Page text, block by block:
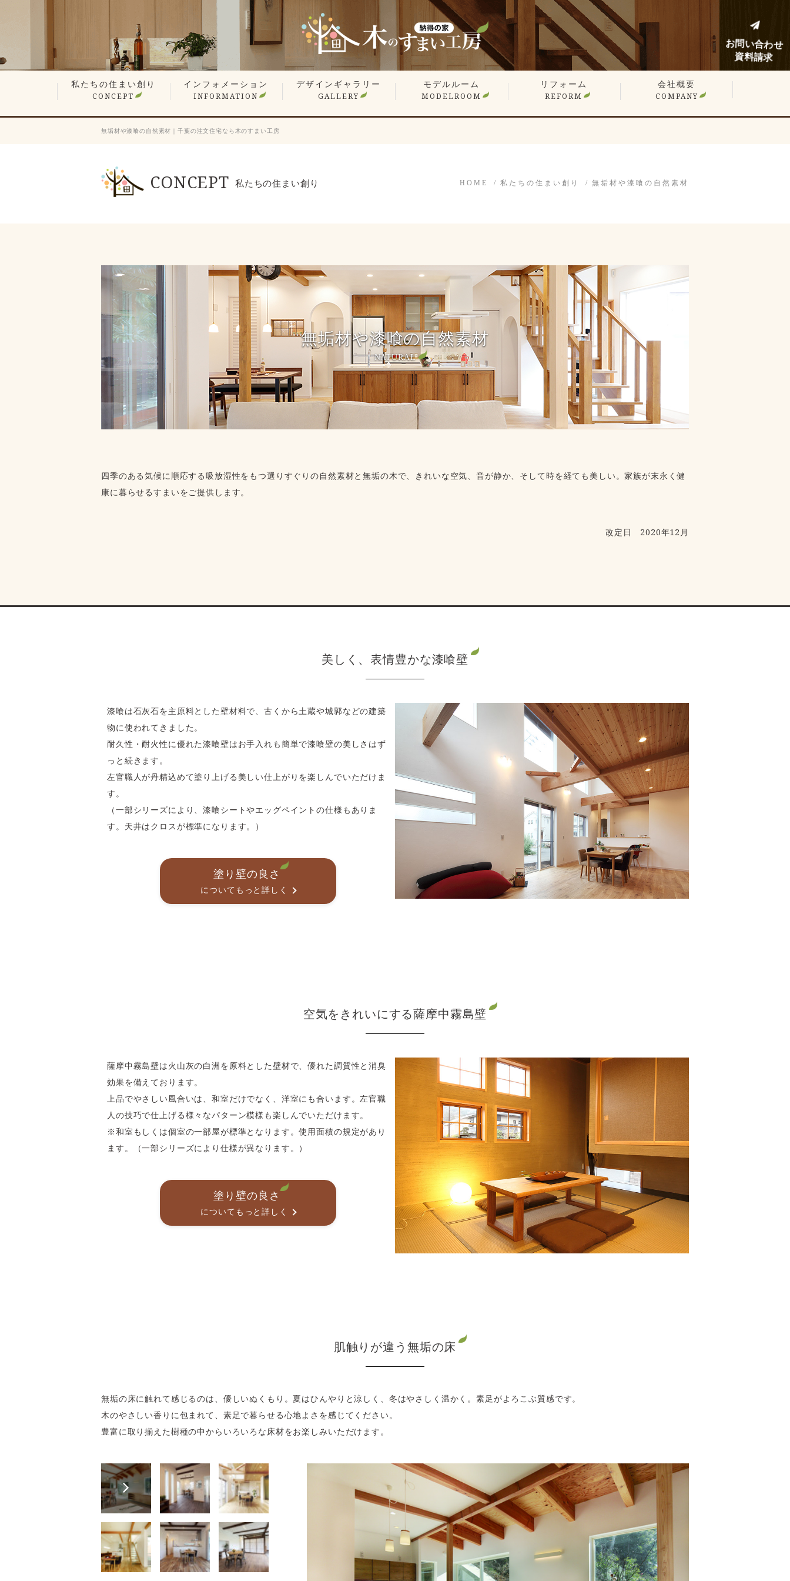
私たちの住まい創り
CONCEPT
無垢材や漆喰の自然素材
平屋でも最上の構造計算
現場検査で信頼の品質
想い叶えるデザイン・設計
暮らしを楽しむ、遊び心の家
性能が支える心地よさ
何世代も住み継ぐ木の家
価格へのこだわり
家づくりステップ
インフォメーション
INFORMATION
見学会・イベント情報
営業エリア
新着情報
スタッフ紹介
会長ブログ
社長ブログ
スタッフブログ
お客様の声
業者会「ふくろう会」
プレスリリース
採用情報
デザインギャラリー
GALLERY
住宅 施工事例
商業施設 施工事例
YouTube
オーナー様のお住まい拝見
平屋特集
こだわりの間取り
モデルルーム
MODELROOM
リフォーム
REFORM
戸建てリフォーム
マンションリフォーム
リフォーム施工事例
リフォームノウハウブログ
会社概要
COMPANY
無垢材や漆喰の自然素材｜千葉の注文住宅なら木のすまい工房
CONCEPT 私たちの住まい創り HOME 私たちの住まい創り 無垢材や漆喰の自然素材
無垢材や漆喰の自然素材
NATURAL
四季のある気候に順応する吸放湿性をもつ選りすぐりの自然素材と無垢の木で、きれいな空気、音が静か、そして時を経ても美しい。家族が末永く健
康に暮らせるすまいをご提供します。
改定日 2020年12月
美しく、表情豊かな漆喰壁
漆喰は石灰石を主原料とした壁材料で、古くから土蔵や城郭などの建築
物に使われてきました。
耐久性・耐火性に優れた漆喰壁はお手入れも簡単で漆喰壁の美しさはず
っと続きます。
左官職人が丹精込めて塗り上げる美しい仕上がりを楽しんでいただけま
す。
（一部シリーズにより、漆喰シートやエッグペイントの仕様もありま
す。天井はクロスが標準になります。）
塗り壁の良さ
についてもっと詳しく
空気をきれいにする薩摩中霧島壁
薩摩中霧島壁は火山灰の白洲を原料とした壁材で、優れた調質性と消臭
効果を備えております。
上品でやさしい風合いは、和室だけでなく、洋室にも合います。左官職
人の技巧で仕上げる様々なパターン模様も楽しんでいただけます。
※和室もしくは個室の一部屋が標準となります。使用面積の規定があり
ます。（一部シリーズにより仕様が異なります。）
塗り壁の良さ
についてもっと詳しく
肌触りが違う無垢の床
無垢の床に触れて感じるのは、優しいぬくもり。夏はひんやりと涼しく、冬はやさしく温かく。素足がよろこぶ質感です。
木のやさしい香りに包まれて、素足で暮らせる心地よさを感じてください。
豊富に取り揃えた樹種の中からいろいろな床材をお楽しみいただけます。
お問い合わせ
資料請求